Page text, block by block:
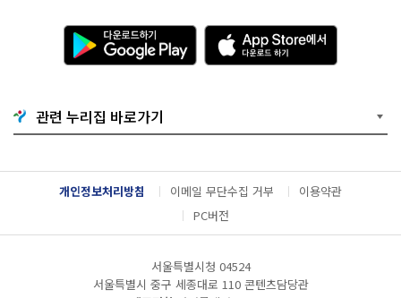
다
운
로
기
G
o
g
l
e
l
A
p
p
e
서
다
운
드
관련 누리집 바로가기
개인정보처리방침 이메일 무단수집 거부
이용약관
PC버전
서울특별시청 04524
서울특별시 중구 세종대로 110 콘텐츠담당관